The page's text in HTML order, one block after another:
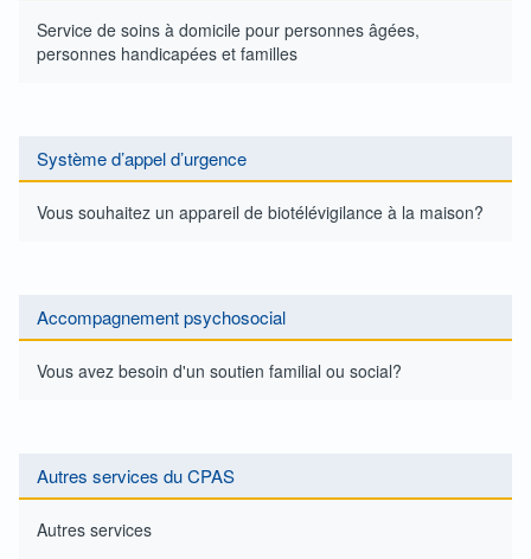
Service de soins à domicile pour personnes âgées,
personnes handicapées et familles
Système d’appel d’urgence
Vous souhaitez un appareil de biotélévigilance à la maison?
Accompagnement psychosocial
Vous avez besoin d'un soutien familial ou social?
Autres services du CPAS
Autres services